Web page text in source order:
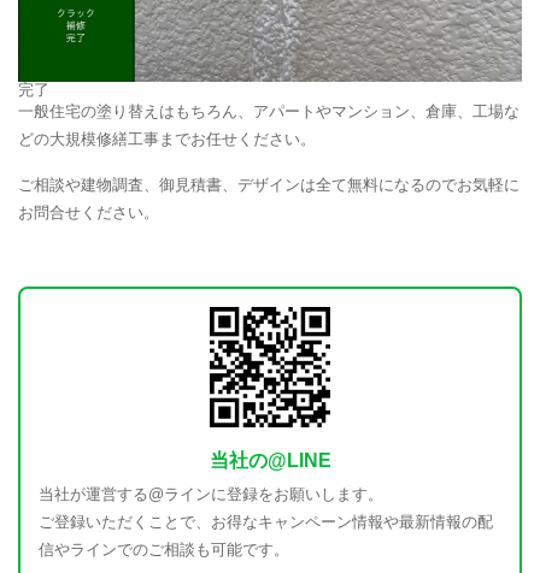
完了
一般住宅の塗り替えはもちろん、アパートやマンション、倉庫、工場な
どの大規模修繕工事までお任せください。
ご相談や建物調査、御見積書、デザインは全て無料になるのでお気軽に
お問合せください。
当社の@LINE
当社が運営する@ラインに登録をお願いします。
ご登録いただくことで、お得なキャンペーン情報や最新情報の配
信やラインでのご相談も可能です。